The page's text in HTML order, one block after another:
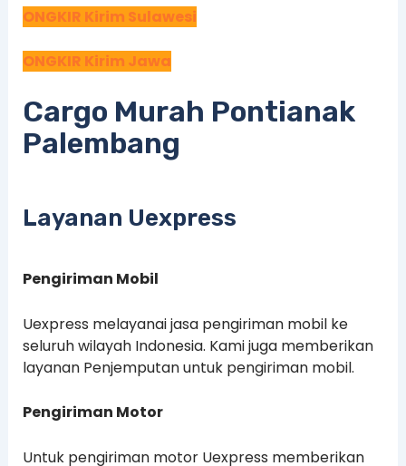
ONGKIR Kirim Sulawesi
ONGKIR Kirim Jawa
Cargo Murah Pontianak
Palembang
Layanan Uexpress
Pengiriman Mobil
Uexpress melayanai jasa pengiriman mobil ke
seluruh wilayah Indonesia. Kami juga memberikan
layanan Penjemputan untuk pengiriman mobil.
Pengiriman Motor
Untuk pengiriman motor Uexpress memberikan